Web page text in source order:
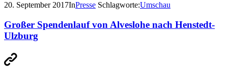
20. September 2017InPresse Schlagworte:Umschau
Großer Spendenlauf von Alveslohe nach Henstedt-
Ulzburg